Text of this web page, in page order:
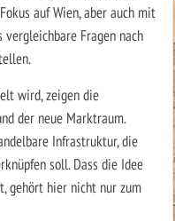
auf Wien, aber auch mit
Fragen nach
wird, zeigen die
der neue Marktraum.
Infrastruktur, die
soll. Dass die Idee
gehört hier nicht nur zum